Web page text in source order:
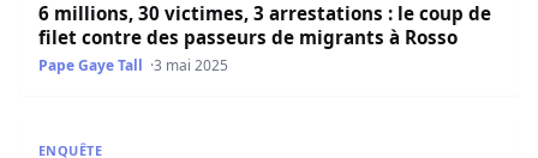
6 millions, 30 victimes, 3 arrestations : le coup de
filet contre des passeurs de migrants à Rosso
Pape Gaye Tall 3 mai 2025
ENQUÊTE